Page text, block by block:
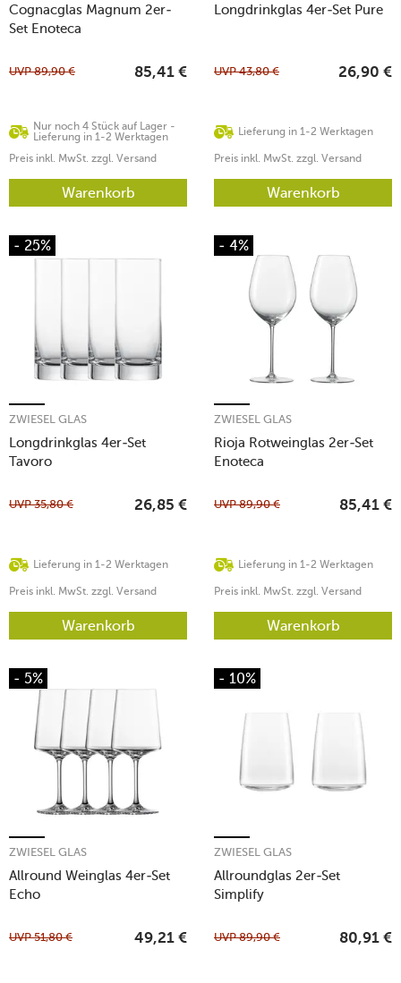
Cognacglas Magnum 2er-
Set Enoteca
Nur noch 4 Stück auf Lager -
Lieferung in 1-2 Werktagen
UVP89,90 € 85,41 €
Preis inkl. MwSt. zzgl. Versand
Warenkorb
Longdrinkglas 4er-Set Pure
Lieferung in 1-2 Werktagen
UVP43,80 € 26,90 €
Preis inkl. MwSt. zzgl. Versand
Warenkorb
- 25%
Longdrinkglas 4er-Set
Tavoro
ZWIESEL GLAS
Lieferung in 1-2 Werktagen
UVP35,80 € 26,85 €
Preis inkl. MwSt. zzgl. Versand
Warenkorb
- 4%
Rioja Rotweinglas 2er-Set
Enoteca
ZWIESEL GLAS
Lieferung in 1-2 Werktagen
UVP89,90 € 85,41 €
Preis inkl. MwSt. zzgl. Versand
Warenkorb
- 5%
Allround Weinglas 4er-Set
Echo
ZWIESEL GLAS
UVP51,80 € 49,21 €
- 10%
Allroundglas 2er-Set
Simplify
ZWIESEL GLAS
UVP89,90 € 80,91 €